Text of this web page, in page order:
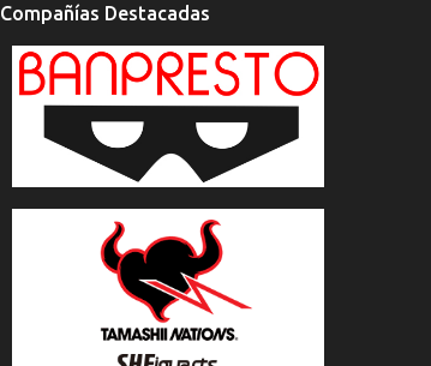
Compañías Destacadas